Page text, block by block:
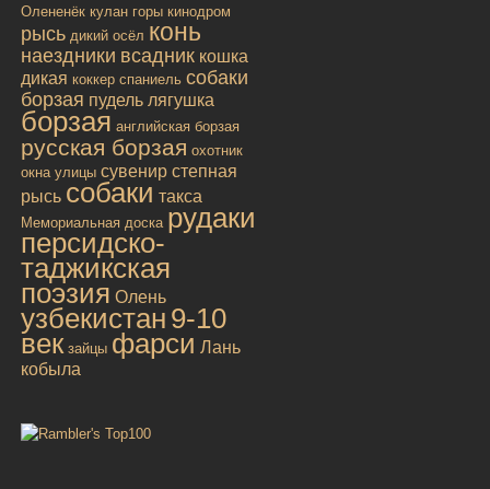
Олененёк кулан горы кинодром
рысь дикий осёл конь
наездники всадник кошка
дикая коккер спаниель собаки
борзая пудель лягушка
борзая английская борзая
русская борзая охотник
окна улицы сувенир степная
рысь собаки такса
Мемориальная доска рудаки
персидско-
таджикская
поэзия Олень
узбекистан 9-10
век зайцы фарси Лань
кобыла